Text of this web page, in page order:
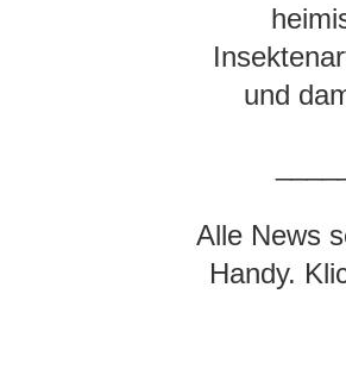
und
Alle News
Handy.